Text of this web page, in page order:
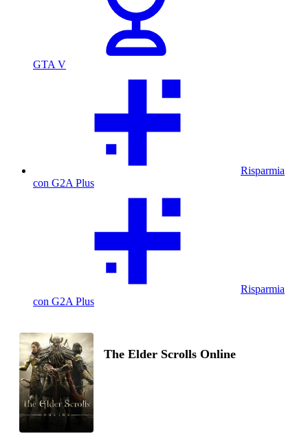
GTA V
Risparmia
con G2A Plus
Risparmia
con G2A Plus
The Elder Scrolls Online